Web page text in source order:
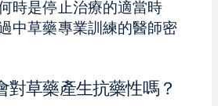
時是停止治療的適當時
中草藥專業訓練的醫師密
對草藥產生抗藥性嗎？